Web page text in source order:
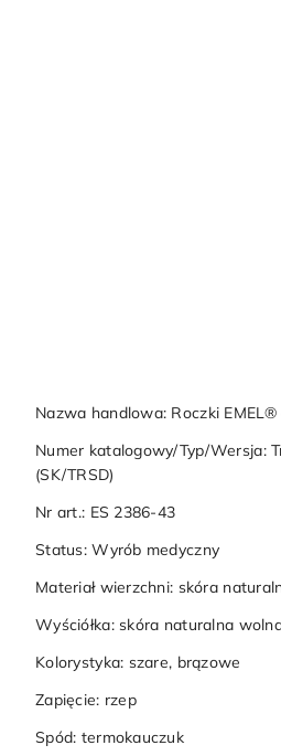
Nazwa handlowa: Roczki
Numer katalogowy/Typ/Wersja:
(SK/TRSD)
Nr art.: ES 2386-43
Status: Wyrób medyczny
Materiał wierzchni: skóra
Wyściółka: skóra naturalna
Kolorystyka: szare, brązowe
Zapięcie: rzep
Spód: termokauczuk